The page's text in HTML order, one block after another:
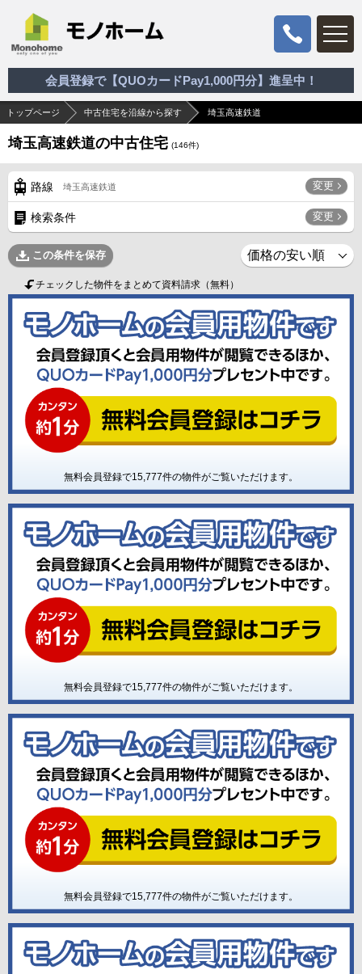
会員登録で【QUOカードPay1,000円分】進呈中！
トップページ 中古住宅を沿線から探す 埼玉高速鉄道
埼玉高速鉄道の中古住宅 (146件)
路線 埼玉高速鉄道 変更
検索条件 変更
この条件を保存
チェックした物件をまとめて資料請求（無料）
無料会員登録で15,777件の物件がご覧いただけます。
無料会員登録で15,777件の物件がご覧いただけます。
無料会員登録で15,777件の物件がご覧いただけます。